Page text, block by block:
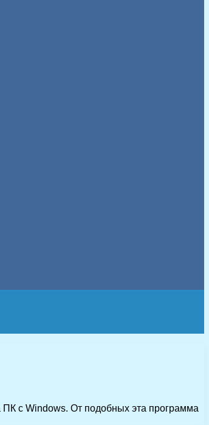
с Windows. От подобных эта программа